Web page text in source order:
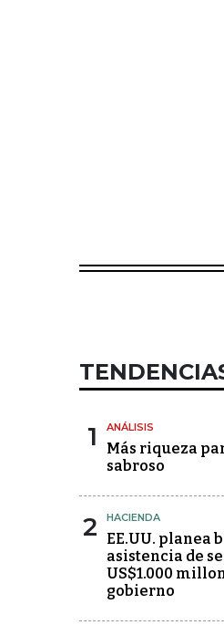
1 ANÁLISIS
Más riqueza
sabroso
2 HACIENDA
EE.UU. planea
asistencia de
US$1.000
gobierno